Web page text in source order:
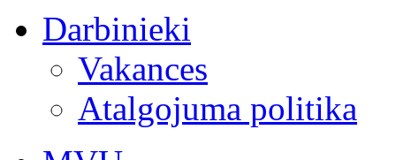
Darbinieki
Vakances
Atalgojuma politika